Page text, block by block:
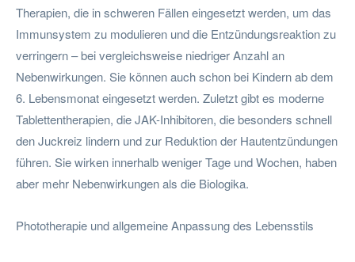
Therapien, die in schweren Fällen eingesetzt werden, um das
Immunsystem zu modulieren und die Entzündungsreaktion zu
verringern – bei vergleichsweise niedriger Anzahl an
Nebenwirkungen. Sie können auch schon bei Kindern ab dem
6. Lebensmonat eingesetzt werden. Zuletzt gibt es moderne
Tablettentherapien, die JAK-Inhibitoren, die besonders schnell
den Juckreiz lindern und zur Reduktion der Hautentzündungen
führen. Sie wirken innerhalb weniger Tage und Wochen, haben
aber mehr Nebenwirkungen als die Biologika.
Phototherapie und allgemeine Anpassung des Lebensstils